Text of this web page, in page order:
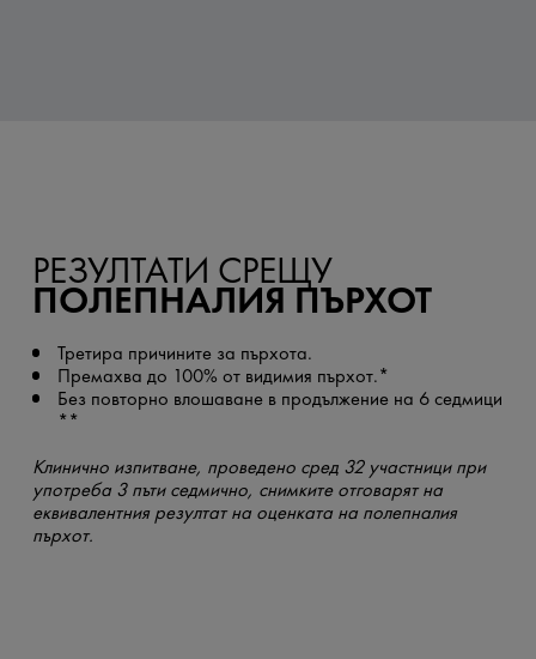
РЕЗУЛТАТИ СРЕЩУ
ПОЛЕПНАЛИЯ ПЪРХОТ
Третира причините за пърхота.
Премахва до 100% от видимия пърхот.*
Без повторно влошаване в продължение на 6 седмици
**
Клинично изпитване, проведено сред 32 участници при
употреба 3 пъти седмично, снимките отговарят на
еквивалентния резултат на оценката на полепналия
пърхот.